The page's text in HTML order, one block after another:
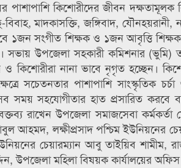
পাশাপাশি কিশোরীদের জীবন দক্ষতামূলক
মাদকাসক্তি, জঙ্গিবাদ, যৌনহয়রানী,
১জন সংগীত শিক্ষক ও ১জন আবৃত্তি
সভায় উপজেলা সহকারী কমিশনার
কিশোরীরা নানা ভাবে নৃগৃত হচ্ছেন।
সচেতনতার পাশাপাশি
সময় সহযোগীতার হাত প্রসারিত করবে
রাখেন উপজেলা সমাজসেবা
লক্ষীপ্রসাদ পশ্চিম ইউনিয়নের
চেয়ারম্যান আবু তাইয়িব শামীম,
উপজেলা মহিলা বিষয়ক কার্যালয়ের